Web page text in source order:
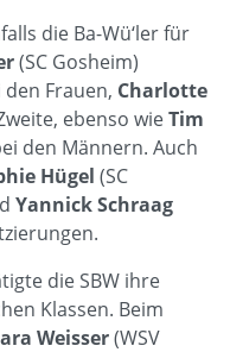
die Ba-Wü‘ler für
(SC Gosheim)
Frauen, Charlotte
ebenso wieTim
den Männern. Auch
Hügel (SC
Yannick Schraag
die SBW ihre
Klassen. Beim
Weisser(WSV